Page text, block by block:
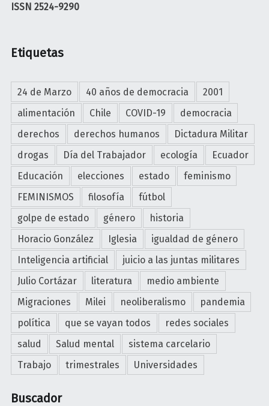
ISSN 2524-9290
Etiquetas
24 de Marzo 40 años de democracia
2001
alimentación
Chile COVID-19
democracia
derechos
derechos humanos
Dictadura Militar
drogas
Día del Trabajador ecología
Ecuador
Educación
elecciones estado
feminismo
FEMINISMOS
filosofía
fútbol
golpe de estado
género
historia
Horacio González
Iglesia
igualdad de género
Inteligencia artificial
juicio a las juntas militares
Julio Cortázar
literatura
medio ambiente
Migraciones
Milei neoliberalismo
pandemia
política
que se vayan todos
redes sociales
salud
Salud mental
sistema carcelario
Trabajo
trimestrales Universidades
Buscador